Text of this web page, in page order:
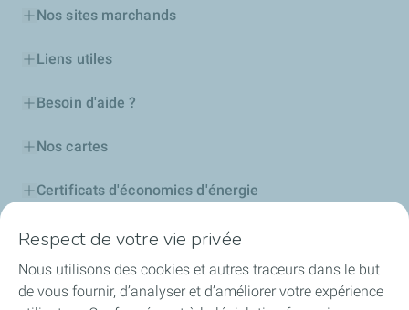
Nos sites marchands
Liens utiles
Besoin d'aide ?
Nos cartes
Certificats d'économies d'énergie
Nos partenaires
Collaborer avec TotalEnergies
Respect de votre vie privée
Nous utilisons des cookies et autres traceurs dans le but
de vous fournir, d’analyser et d’améliorer votre expérience